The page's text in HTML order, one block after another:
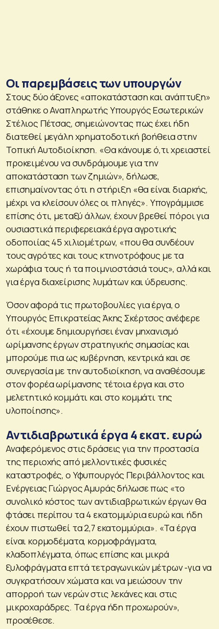
Οι παρεμβάσεις των υπουργών
Στους δύο άξονες «αποκατάσταση και ανάπτυξη»
στάθηκε ο Αναπληρωτής Υπουργός Εσωτερικών
Στέλιος Πέτσας, σημειώνοντας πως έχει ήδη
διατεθεί μεγάλη χρηματοδοτική βοήθεια στην
Τοπική Αυτοδιοίκηση. «Θα κάνουμε ό,τι χρειαστεί
προκειμένου να συνδράμουμε για την
αποκατάσταση των ζημιών», δήλωσε,
επισημαίνοντας ότι η στήριξη «θα είναι διαρκής,
μέχρι να κλείσουν όλες οι πληγές». Υπογράμμισε
επίσης ότι, μεταξύ άλλων, έχουν βρεθεί πόροι για
ουσιαστικά περιφερειακά έργα αγροτικής
οδοποιίας 45 χιλιομέτρων, «που θα συνδέουν
τους αγρότες και τους κτηνοτρόφους με τα
χωράφια τους ή τα ποιμνιοστάσιά τους», αλλά και
για έργα διαχείρισης λυμάτων και ύδρευσης.
Όσον αφορά τις πρωτοβουλίες για έργα, ο
Υπουργός Επικρατείας Άκης Σκέρτσος ανέφερε
ότι «έχουμε δημιουργήσει έναν μηχανισμό
ωρίμανσης έργων στρατηγικής σημασίας και
μπορούμε πια ως κυβέρνηση, κεντρικά και σε
συνεργασία με την αυτοδιοίκηση, να αναθέσουμε
στον φορέα ωρίμανσης τέτοια έργα και στο
μελετητικό κομμάτι και στο κομμάτι της
υλοποίησης».
Αντιδιαβρωτικά έργα 4 εκατ. ευρώ
Αναφερόμενος στις δράσεις για την προστασία
της περιοχής από μελλοντικές φυσικές
καταστροφές, ο Υφυπουργός Περιβάλλοντος και
Ενέργειας Γιώργος Αμυράς δήλωσε πως «το
συνολικό κόστος των αντιδιαβρωτικών έργων θα
φτάσει περίπου τα 4 εκατομμύρια ευρώ και ήδη
έχουν πιστωθεί τα 2,7 εκατομμύρια». «Τα έργα
είναι κορμοδέματα, κορμοφράγματα,
κλαδοπλέγματα, όπως επίσης και μικρά
ξυλοφράγματα επτά τετραγωνικών μέτρων -για να
συγκρατήσουν χώματα και να μειώσουν την
απορροή των νερών στις λεκάνες και στις
μικροχαράδρες. Τα έργα ήδη προχωρούν»,
προσέθεσε.